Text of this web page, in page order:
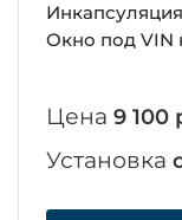
Окно под VIN
Цена 9 100
Установка